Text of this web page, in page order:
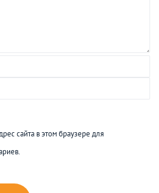
сайта в этом браузере для